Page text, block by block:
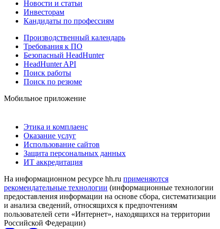
Новости и статьи
Инвесторам
Кандидаты по профессиям
Производственный календарь
Требования к ПО
Безопасный HeadHunter
HeadHunter API
Поиск работы
Поиск по резюме
Мобильное приложение
Этика и комплаенс
Оказание услуг
Использование сайтов
Защита персональных данных
ИТ аккредитация
На информационном ресурсе hh.ru применяются
рекомендательные технологии (информационные технологии
предоставления информации на основе сбора, систематизации
и анализа сведений, относящихся к предпочтениям
пользователей сети «Интернет», находящихся на территории
Российской Федерации)